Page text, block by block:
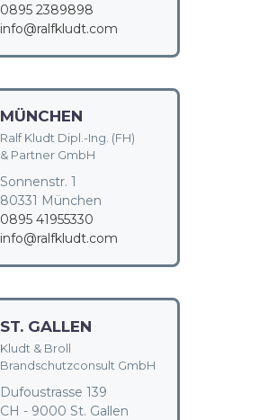
0895 2389898
info@ralfkludt.com
MÜNCHEN
Ralf Kludt Dipl.-Ing. (FH)
& Partner GmbH
Sonnenstr. 1
80331 München
0895 41955330
info@ralfkludt.com
ST. GALLEN
Kludt & Broll
Brandschutzconsult GmbH
Dufoustrasse 139
CH - 9000 St. Gallen